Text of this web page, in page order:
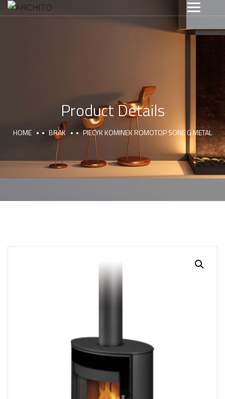
Product Details
HOME BRAK PIECYK KOMINEK ROMOTOP SONE G METAL